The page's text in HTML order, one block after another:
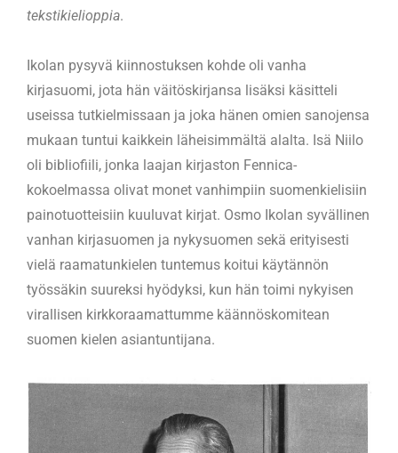
tekstikielioppia.
Ikolan pysyvä kiinnostuksen kohde oli vanha
kirjasuomi, jota hän väitöskirjansa lisäksi käsitteli
useissa tutkielmissaan ja joka hänen omien sanojensa
mukaan tuntui kaikkein läheisimmältä alalta. Isä Niilo
oli bibliofiili, jonka laajan kirjaston Fennica-
kokoelmassa olivat monet vanhimpiin suomenkielisiin
painotuotteisiin kuuluvat kirjat. Osmo Ikolan syvällinen
vanhan kirjasuomen ja nykysuomen sekä erityisesti
vielä raamatunkielen tuntemus koitui käytännön
työssäkin suureksi hyödyksi, kun hän toimi nykyisen
virallisen kirkkoraamattumme käännöskomitean
suomen kielen asiantuntijana.